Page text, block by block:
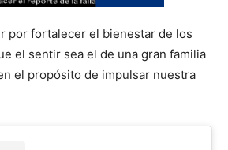
por fortalecer el bienestar de los
el sentir sea el de una gran familia
el propósito de impulsar nuestra